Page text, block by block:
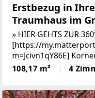
Erstbezug in
Traumhaus im
» HIER GEHTS ZUR
[https://
m=Jcivn1qY86E]
besondere Weise
Lebensqualität. Die
108,17 m² 4